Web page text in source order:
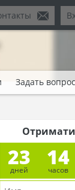
Задать вопрос
23
дней
14
часов